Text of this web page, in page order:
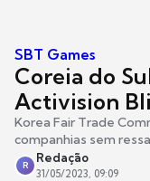
SBT Games
Coreia do
Activision
Korea Fair Trade
companhias sem
R
Redação
31/05/2023, 09:09